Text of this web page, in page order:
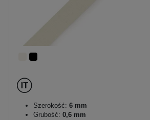
Szerokość: 6 mm
Grubość: 0,6 mm